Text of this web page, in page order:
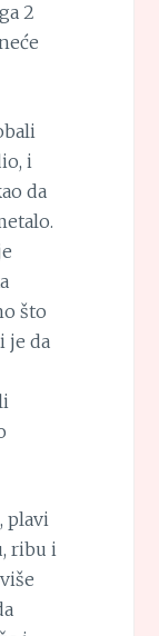
2
i
da
što
je da
plavi
ribu i